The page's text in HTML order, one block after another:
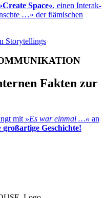
Space«, einen Inter­ak­
…« der flämischen
Fakten zur
mit »Es war ein­mal …« an
groß­ar­tige Ge­schich­te!